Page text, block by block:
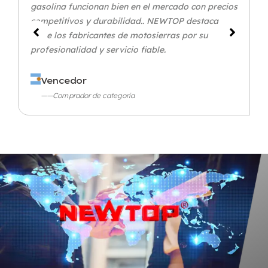
gasolina funcionan bien en el mercado con precios
competitivos y durabilidad.. NEWTOP destaca
entre los fabricantes de motosierras por su
profesionalidad y servicio fiable.
Vencedor
——Comprador de categoría